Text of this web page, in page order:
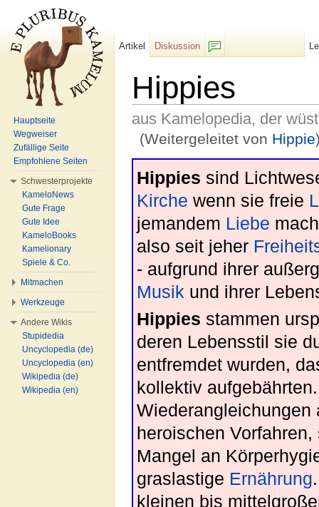
Hippies
aus Kamelopedia, der
(Weitergeleitet von Hippie
Hippies sind
Kirche wenn sie freie
jemandem Liebe
also seit jeher
- aufgrund ihrer
Musik und ihrer
Hippies stammen
deren Lebensstil sie
entfremdet wurden,
kollektiv
Wiederangleichungen
heroischen
Mangel an
graslastige Ernährung
kleinen bis
Artikel
Diskussion
Hauptseite
Wegweiser
Zufällige Seite
Empfohlene Seiten
Schwesterprojekte
KameloNews
Gute Frage
Gute Idee
KameloBooks
Kamelionary
Spiele & Co.
Mitmachen
Werkzeuge
Andere Wikis
Stupidedia
Uncyclopedia (de)
Uncyclopedia (en)
Wikipedia (de)
Wikipedia (en)